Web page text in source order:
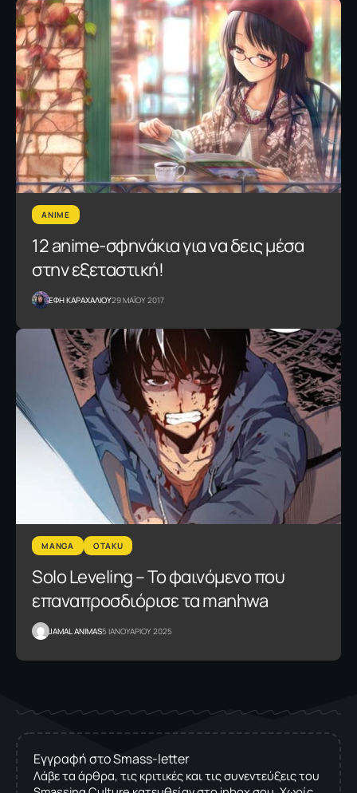
ANIME
12 anime-σφηνάκια για να δεις μέσα
στην εξεταστική!
ΕΦΗ KΑΡΑΧΑΛΙΟΥ29 ΜΑΪΟΥ 2017
MANGA OTAKU
Solo Leveling – Το φαινόμενο που
επαναπροσδιόρισε τα manhwa
JAMAL ANIMAS5 ΙΑΝΟΥΑΡΙΟΥ 2025
Εγγραφή στο Smass-letter
Λάβε τα άρθρα, τις κριτικές και τις συνεντεύξεις του